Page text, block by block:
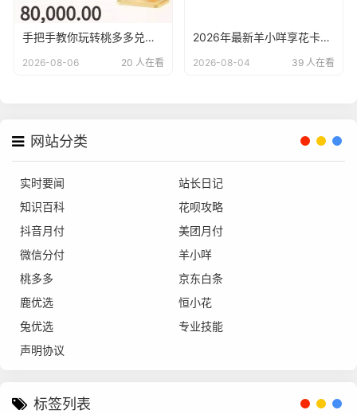
手把手教你玩转桃多多兑现全攻略，2026年新人必看避坑指南
2026-08-06 20 人在看
2026年最新羊小咩享花卡与便荔卡操作全攻略：11种方法及实操指南
2026-08-04 39 人在看
网站分类
实时要闻
站长日记
知识百科
花呗攻略
抖音月付
美团月付
微信分付
羊小咩
桃多多
京东白条
鹿优选
恒小花
兔优选
专业技能
声明协议
标签列表